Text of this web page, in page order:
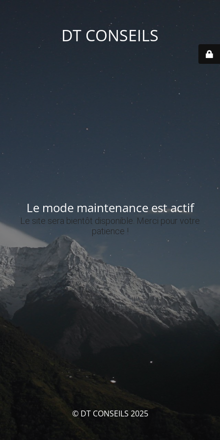
DT CONSEILS
Le mode maintenance est actif
Le site sera bientôt disponible. Merci pour votre
patience !
© DT CONSEILS 2025